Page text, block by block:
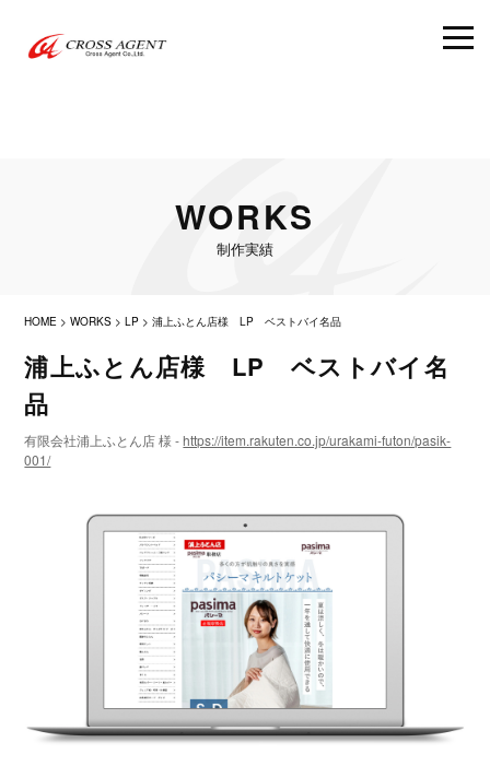
WORKS
制作実績
HOME >WORKS >LP >浦上ふとん店様 LP ベストバイ名品
浦上ふとん店様 LP ベストバイ名
品
有限会社浦上ふとん店 様 -https://item.rakuten.co.jp/urakami-futon/pasik-
001/